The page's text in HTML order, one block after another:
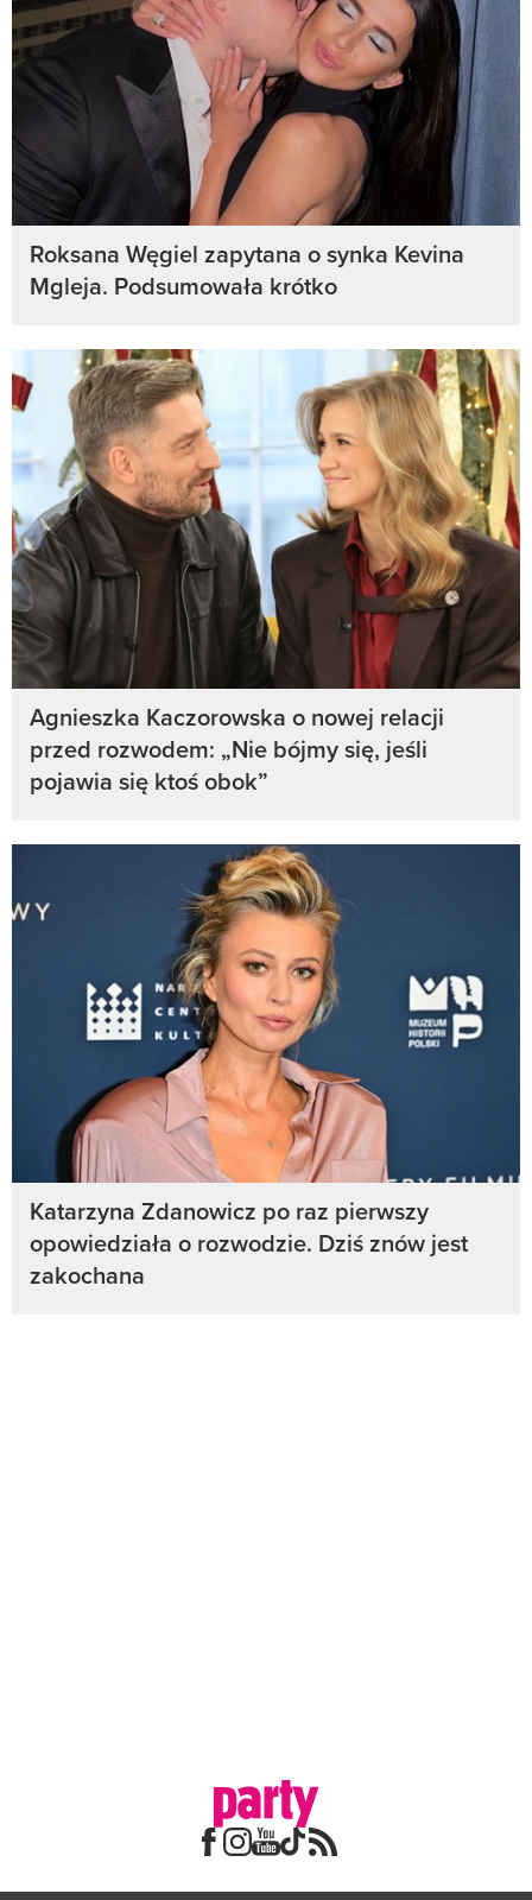
Roksana Węgiel zapytana o synka Kevina
Mgleja. Podsumowała krótko
Agnieszka Kaczorowska o nowej relacji
przed rozwodem: „Nie bójmy się, jeśli
pojawia się ktoś obok”
Katarzyna Zdanowicz po raz pierwszy
opowiedziała o rozwodzie. Dziś znów jest
zakochana